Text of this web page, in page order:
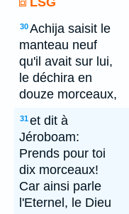
30Achija saisit le
manteau neuf
qu'il avait sur lui,
le déchira en
douze morceaux,
31et dit à
Jéroboam:
Prends pour toi
dix morceaux!
Car ainsi parle
l'Eternel, le Dieu